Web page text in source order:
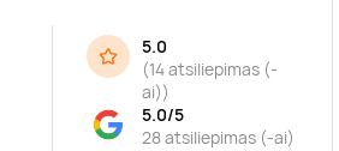
5.0
(14 atsiliepimas (-
ai))
5.0/5
28 atsiliepimas (-ai)